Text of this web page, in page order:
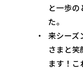
と一歩
た。
来シーズ
さまと
ます！